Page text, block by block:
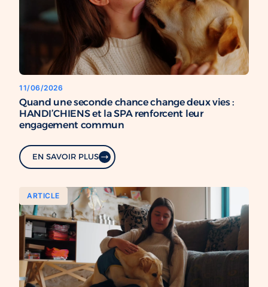
11/06/2026
Quand une seconde chance change deux vies :
HANDI’CHIENS et la SPA renforcent leur
engagement commun
EN SAVOIR PLUS
ARTICLE